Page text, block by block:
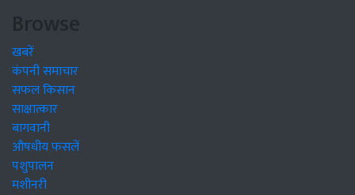
Browse
खबरें
कंपनी समाचार
सफल किसान
साक्षात्कार
बागवानी
औषधीय फसलें
पशुपालन
मशीनरी